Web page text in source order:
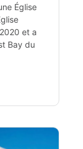
Église
et a
Bay du